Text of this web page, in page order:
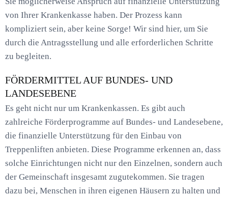
von Ihrer Krankenkasse haben. Der Prozess kann
kompliziert sein, aber keine Sorge! Wir sind hier, um Sie
durch die Antragsstellung und alle erforderlichen Schritte
zu begleiten.
FÖRDERMITTEL AUF BUNDES- UND
LANDESEBENE
Es geht nicht nur um Krankenkassen. Es gibt auch
zahlreiche Förderprogramme auf Bundes- und Landesebene,
die finanzielle Unterstützung für den Einbau von
Treppenliften anbieten. Diese Programme erkennen an, dass
solche Einrichtungen nicht nur den Einzelnen, sondern auch
der Gemeinschaft insgesamt zugutekommen. Sie tragen
dazu bei, Menschen in ihren eigenen Häusern zu halten und